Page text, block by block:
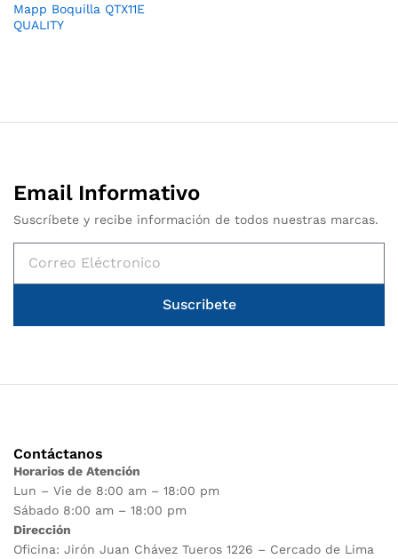
Mapp Boquilla QTX11E
QUALITY
Email Informativo
Suscríbete y recibe información de todos nuestras marcas.
Suscribete
Contáctanos
Horarios de Atención
Lun – Vie de 8:00 am – 18:00 pm
Sábado 8:00 am – 18:00 pm
Dirección
Oficina: Jirón Juan Chávez Tueros 1226 – Cercado de Lima